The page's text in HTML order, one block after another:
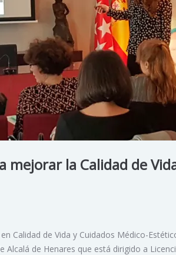
mejorar la Calidad de
Calidad de Vida y Cuidados Médico-
Alcalá de Henares que está dirigido a